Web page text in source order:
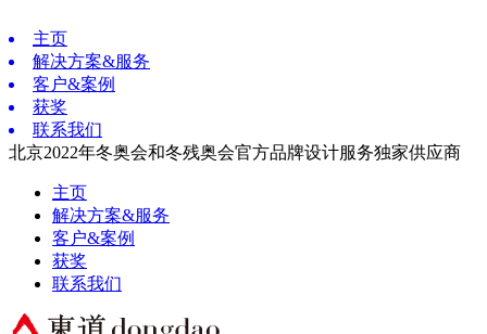
主页
解决方案&服务
客户&案例
获奖
联系我们
北京2022年冬奥会和冬残奥会官方品牌设计服务独家供应商
主页
解决方案&服务
客户&案例
获奖
联系我们